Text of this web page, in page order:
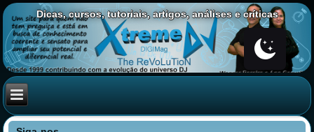
Dicas, cursos, tutoriais, artigos, análises e críticas